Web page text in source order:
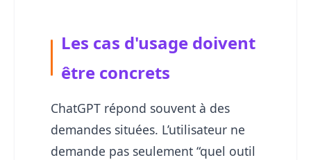
Les cas d'usage doivent
être concrets
ChatGPT répond souvent à des
demandes situées. L’utilisateur ne
demande pas seulement “quel outil